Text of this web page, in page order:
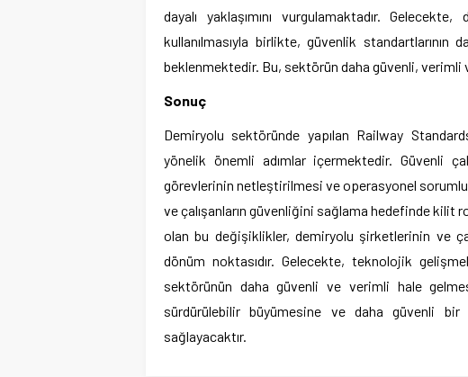
dayalı yaklaşımını vurgulamaktadır.
kullanılmasıyla birlikte, güvenlik
beklenmektedir. Bu, sektörün daha güvenli, verimli
Sonuç
Demiryolu sektöründe yapılan Railway
yönelik önemli adımlar içermektedir. Güvenli
görevlerinin netleştirilmesi ve operasyonel
ve çalışanların güvenliğini sağlama hedefinde kilit
olan bu değişiklikler, demiryolu şirketlerinin ve
dönüm noktasıdır. Gelecekte, teknolojik
sektörünün daha güvenli ve verimli hale
sürdürülebilir büyümesine ve daha güvenli bir
sağlayacaktır.